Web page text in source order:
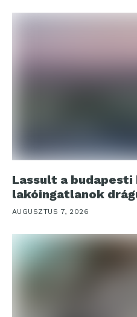
Lassult a budapesti
lakóingatlanok
AUGUSZTUS 7, 2026